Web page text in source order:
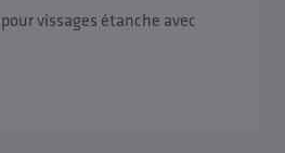
vissages étanche avec